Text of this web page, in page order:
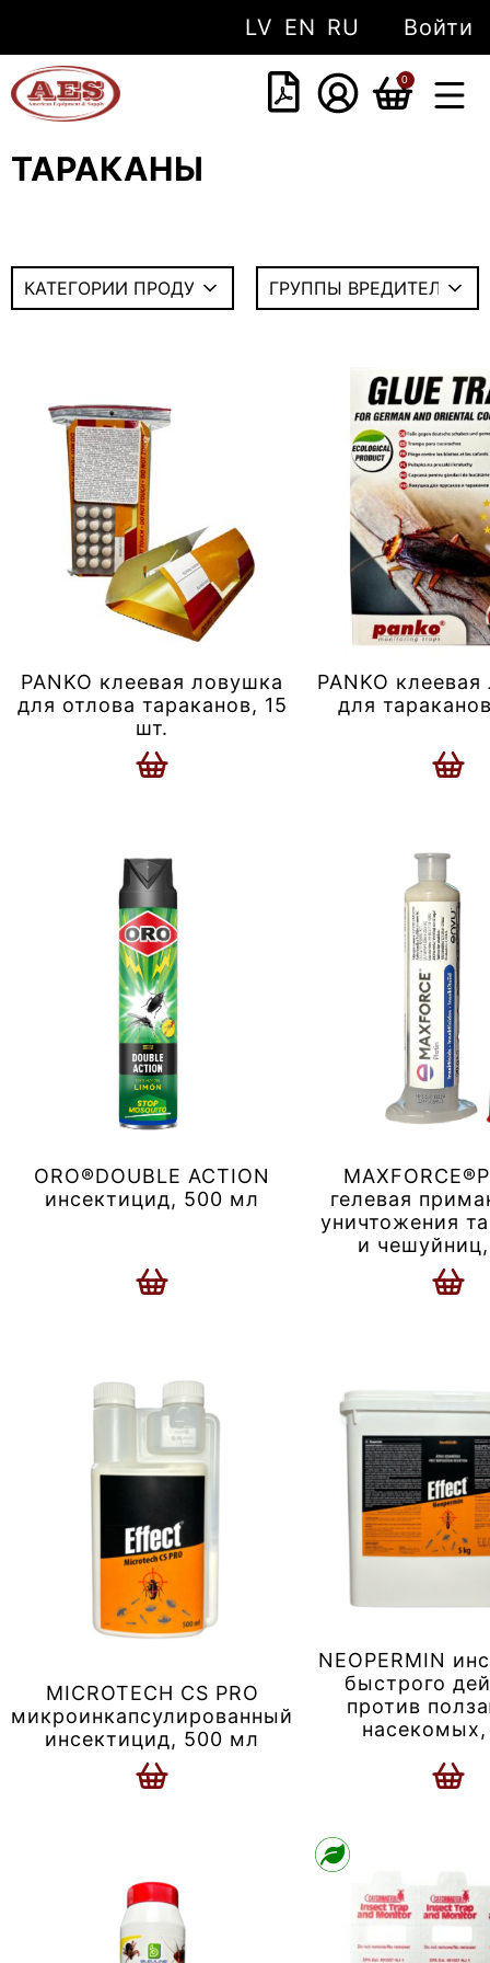
LV EN RU Войти
0
ТАРАКАНЫ
PANKO клеевая ловушка
для отлова тараканов, 15
шт.
PANKO
для
ORO®DOUBLE ACTION
инсектицид, 500 мл
гелевая
уничтожения
и
MICROTECH CS PRO
микроинкапсулированный
инсектицид, 500 мл
NEOPERMIN
быстрого
против
насекомых,